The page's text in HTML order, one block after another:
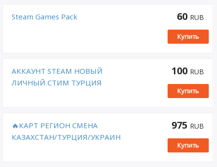
Steam Games Pack 60 RUB
Купить
АККАУНТ STEAM НОВЫЙ
ЛИЧНЫЙ СТИМ ТУРЦИЯ
100 RUB
Купить
🔥КАРТ РЕГИОН СМЕНА
КАЗАХСТАН/ТУРЦИЯ/УКРАИН
975 RUB
Купить